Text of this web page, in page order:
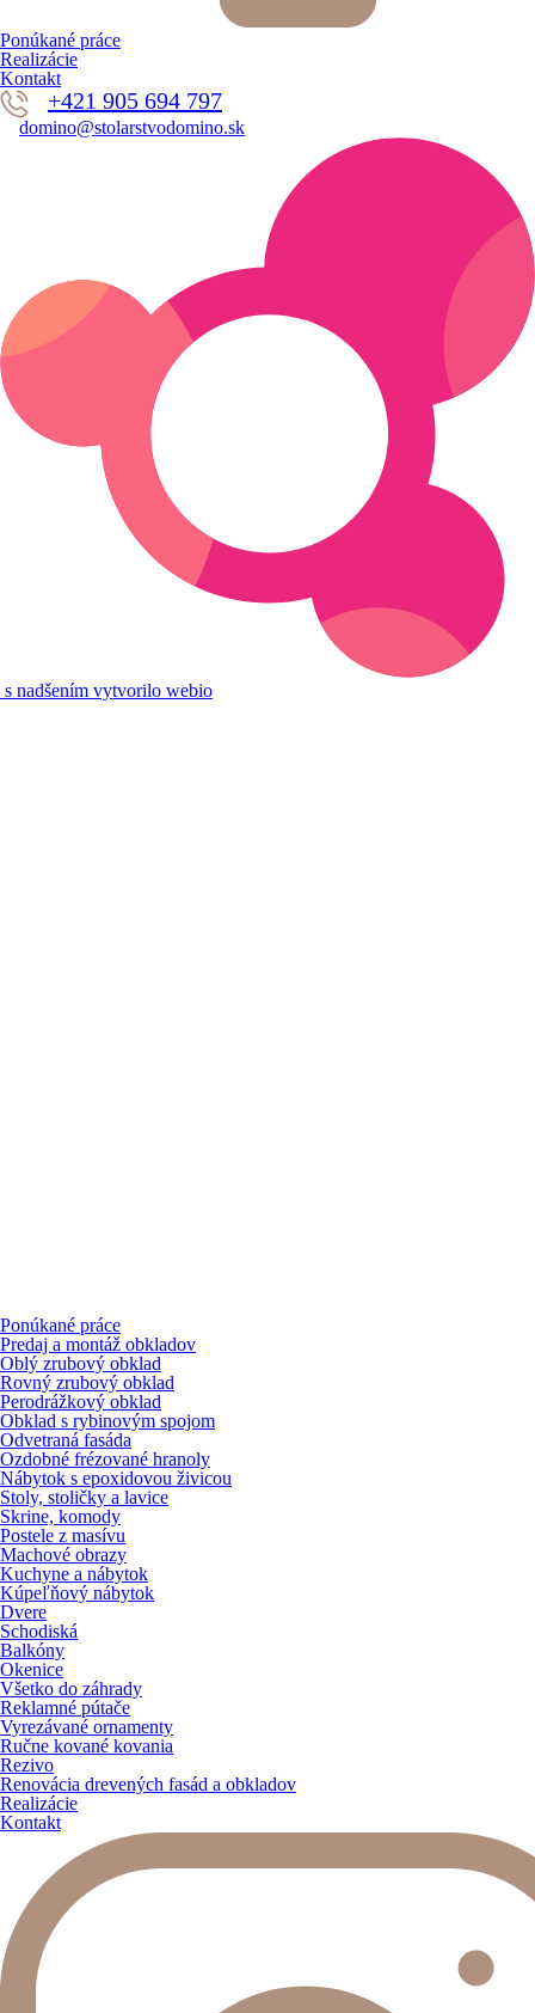
Ponúkané práce
Realizácie
Kontakt
+421 905 694 797
domino@stolarstvodomino.sk
s nadšením vytvorilo webio
Ponúkané práce
Predaj a montáž obkladov
Oblý zrubový obklad
Rovný zrubový obklad
Perodrážkový obklad
Obklad s rybinovým spojom
Odvetraná fasáda
Ozdobné frézované hranoly
Nábytok s epoxidovou živicou
Stoly, stoličky a lavice
Skrine, komody
Postele z masívu
Machové obrazy
Kuchyne a nábytok
Kúpeľňový nábytok
Dvere
Schodiská
Balkóny
Okenice
Všetko do záhrady
Reklamné pútače
Vyrezávané ornamenty
Ručne kované kovania
Rezivo
Renovácia drevených fasád a obkladov
Realizácie
Kontakt